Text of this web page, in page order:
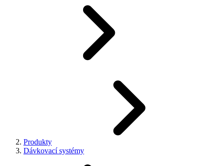
Produkty
Dávkovací systémy